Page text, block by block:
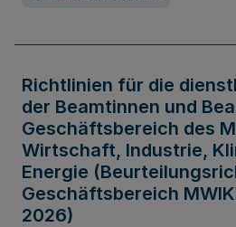
Richtlinien für die
der Beamtinnen und
Geschäftsbereich des
Wirtschaft, Industrie,
Energie
Geschäftsbereich
2026)